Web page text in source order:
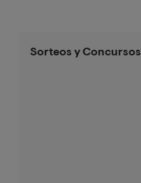
Sorteos y Concursos